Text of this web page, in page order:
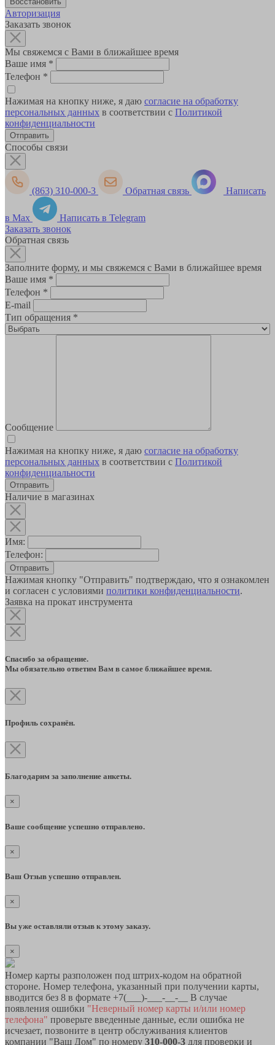
Авторизация
Заказать звонок
Мы свяжемся с Вами в ближайшее время
Ваше имя *
Телефон *
Нажимая на кнопку ниже, я даю согласие на обработку
персональных данных в соответствии с Политикой
конфиденциальности
Способы связи
(863) 310-000-3 Обратная связь Написать
в Max
Написать в Telegram
Заказать звонок
Обратная связь
Заполните форму, и мы свяжемся с Вами в ближайшее время
Ваше имя *
Телефон *
E-mail
Тип обращения *
Сообщение
Нажимая на кнопку ниже, я даю согласие на обработку
персональных данных в соответствии с Политикой
конфиденциальности
Наличие в магазинах
Имя:
Телефон:
Отправить
Нажимая кнопку "Отправить" подтверждаю, что я ознакомлен
и согласен с условиями политики конфиденциальности.
Заявка на прокат инструмента
Спасибо за обращение.
Мы обязательно ответим Вам в самое ближайшее время.
Профиль сохранён.
Благодарим за заполнение анкеты.
×
Ваше сообщение успешно отправлено.
×
Ваш Отзыв успешно отправлен.
×
Вы уже оставляли отзыв к этому заказу.
×
Номер карты разположен под штрих-кодом на обратной
стороне. Номер телефона, указанный при получении карты,
вводится без 8 в формате +7(___)-___-__-__ В случае
появления ошибки "Неверный номер карты и/или номер
телефона" проверьте введенные данные, если ошибка не
исчезает, позвоните в центр обслуживания клиентов
компании "Ваш Дом" по номеру 310-000-3 для проверки и